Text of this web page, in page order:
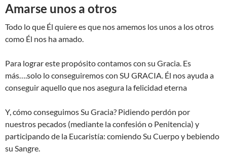
Amarse unos a otros
Todo lo que Él quiere es que nos amemos los unos a los otros
como Él nos ha amado.
Para lograr este propósito contamos con su Gracia. Es
más….solo lo conseguiremos con SU GRACIA. Él nos ayuda a
conseguir aquello que nos asegura la felicidad eterna
Y, cómo conseguimos Su Gracia? Pidiendo perdón por
nuestros pecados (mediante la confesión o Penitencia) y
participando de la Eucaristía: comiendo Su Cuerpo y bebiendo
su Sangre.